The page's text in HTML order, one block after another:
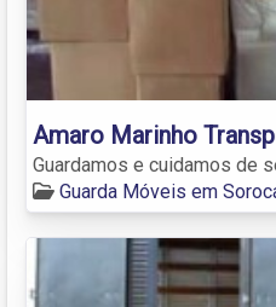
Amaro Marinho
Guardamos e cuidamos de
Guarda Móveis em